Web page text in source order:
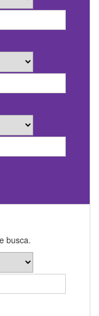
busca.